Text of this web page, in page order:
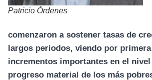
Patricio Órdenes
comenzaron a sostener tasas de
largos periodos, viendo por primera
incrementos importantes en el
progreso material de los más